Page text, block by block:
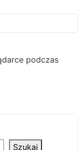
podczas
Szukaj